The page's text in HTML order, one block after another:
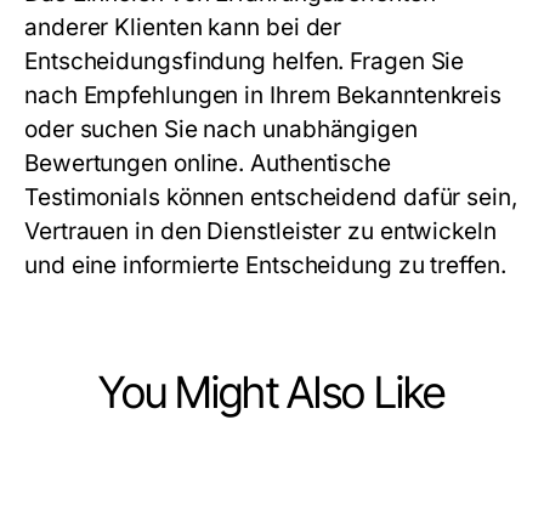
anderer Klienten kann bei der
Entscheidungsfindung helfen. Fragen Sie
nach Empfehlungen in Ihrem Bekanntenkreis
oder suchen Sie nach unabhängigen
Bewertungen online. Authentische
Testimonials können entscheidend dafür sein,
Vertrauen in den Dienstleister zu entwickeln
und eine informierte Entscheidung zu treffen.
You Might Also Like